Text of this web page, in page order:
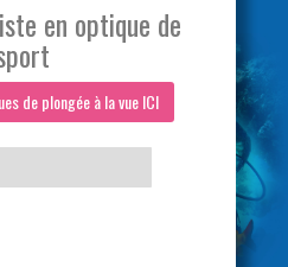
en optique de
de plongée à la vue ICI